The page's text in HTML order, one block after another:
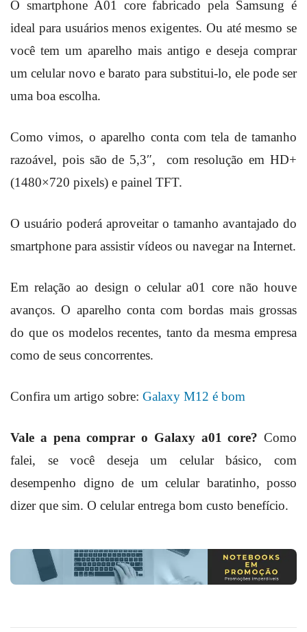
O smartphone A01 core fabricado pela Samsung é
ideal para usuários menos exigentes. Ou até mesmo se
você tem um aparelho mais antigo e deseja comprar
um celular novo e barato para substitui-lo, ele pode ser
uma boa escolha.
Como vimos, o aparelho conta com tela de tamanho
razoável, pois são de 5,3″, com resolução em HD+
(1480×720 pixels) e painel TFT.
O usuário poderá aproveitar o tamanho avantajado do
smartphone para assistir vídeos ou navegar na Internet.
Em relação ao design o celular a01 core não houve
avanços. O aparelho conta com bordas mais grossas
do que os modelos recentes, tanto da mesma empresa
como de seus concorrentes.
Confira um artigo sobre: Galaxy M12 é bom
Vale a pena comprar o Galaxy a01 core? Como
falei, se você deseja um celular básico, com
desempenho digno de um celular baratinho, posso
dizer que sim. O celular entrega bom custo benefício.